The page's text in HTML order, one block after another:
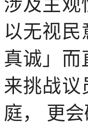
以无视
真诚」而
来挑战议
庭，
更